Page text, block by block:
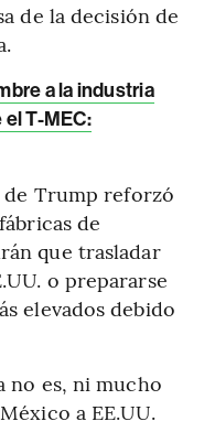
de la decisión de
a la industria
T-MEC:
Trump reforzó
de
que trasladar
o prepararse
elevados debido
no es, ni mucho
a EE.UU.